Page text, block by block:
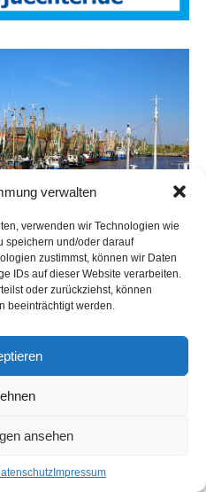
verwalten
verwenden wir Technologien wie
speichern und/oder darauf
zustimmst, können wir Daten
IDs auf dieser Website verarbeiten.
oder zurückziehst, können
beeinträchtigt werden.
ansehen
Impres­sum
TWEET